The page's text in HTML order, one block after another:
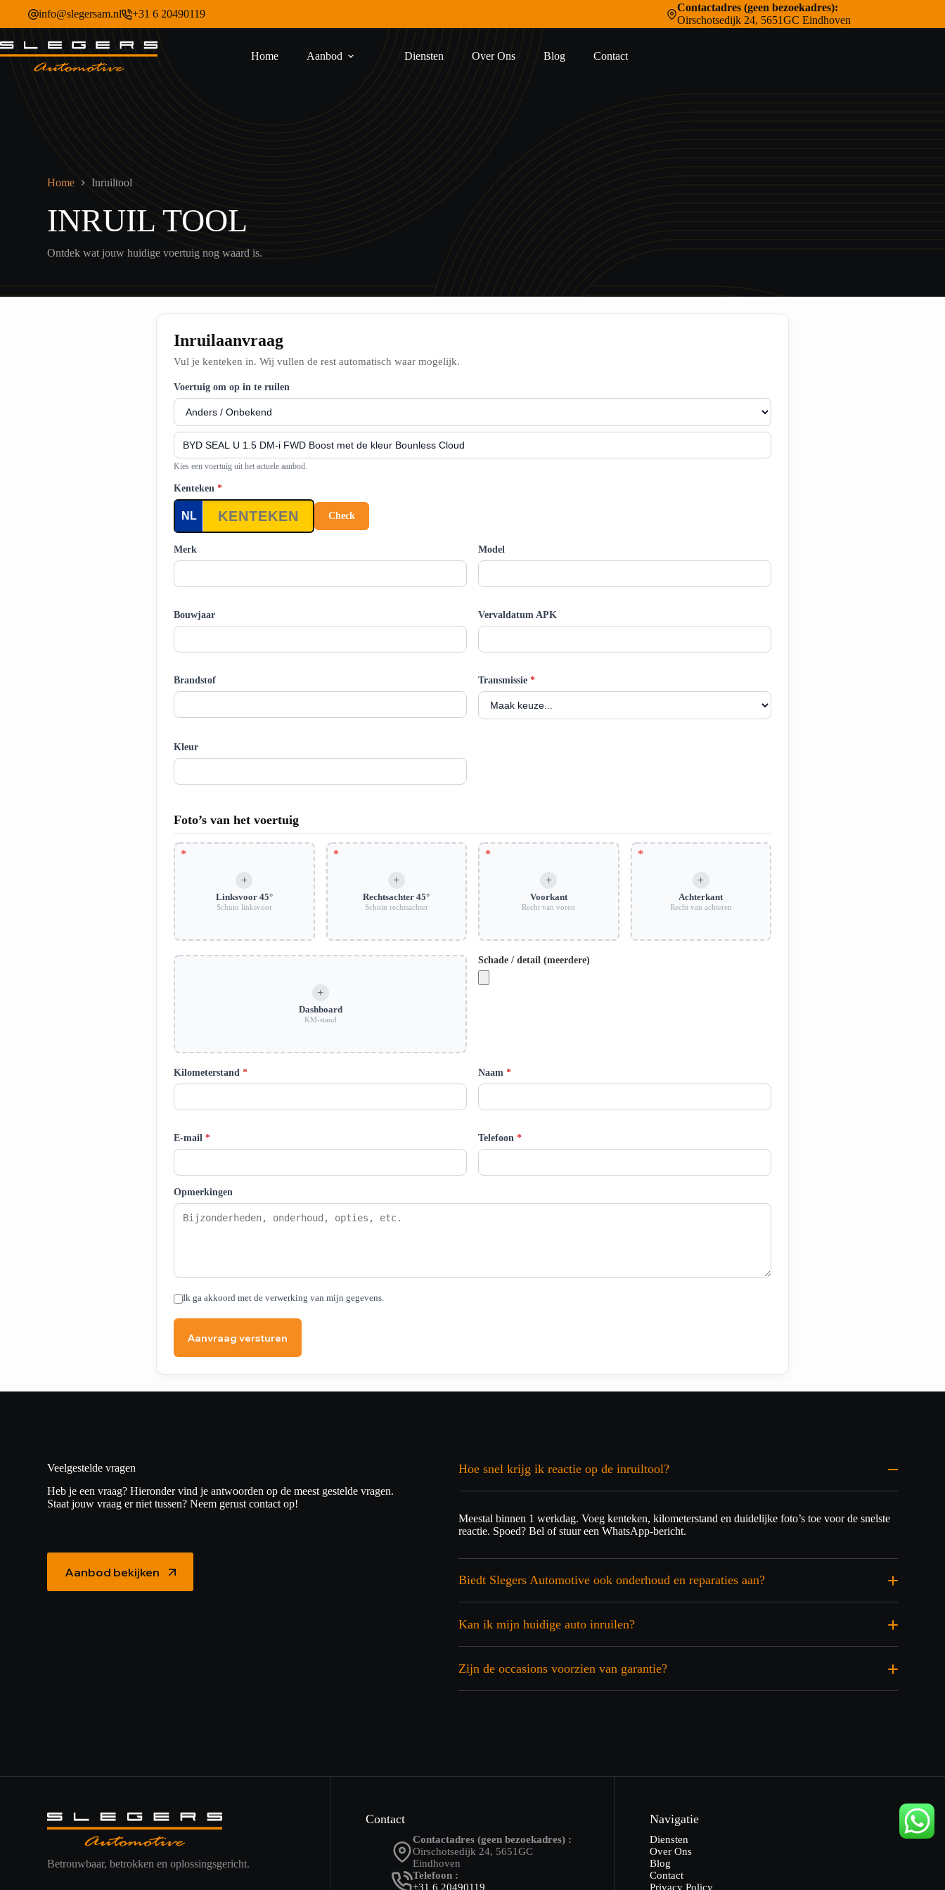
de
inhoud
info@slegersam.nl +31 6 20490119
Contactadres (geen bezoekadres):
Oirschotsedijk 24, 5651GC Eindhoven
Home Aanbod Diensten Over Ons Blog Contact
Home Inruiltool
INRUIL TOOL
Ontdek wat jouw huidige voertuig nog waard is.
Inruilaanvraag
Vul je kenteken in. Wij vullen de rest automatisch waar mogelijk.
Voertuig om op in te ruilen
Kies een voertuig uit het actuele aanbod.
Kenteken *
Check
Merk Model
Bouwjaar Vervaldatum APK
Brandstof Transmissie *
Kleur
Foto’s van het voertuig
Linksvoor 45°
Schuin linksvoor
Rechtsachter 45°
Schuin rechtsachter
Voorkant
Recht van voren
Achterkant
Recht van achteren
Dashboard
KM-stand
Schade / detail (meerdere)
Kilometerstand * Naam *
E-mail * Telefoon *
Opmerkingen
Ik ga akkoord met de verwerking van mijn gegevens.
Aanvraag versturen
Veelgestelde vragen
Heb je een vraag? Hieronder vind je antwoorden op de meest gestelde vragen.
Staat jouw vraag er niet tussen? Neem gerust contact op!
Aanbod bekijken
Hoe snel krijg ik reactie op de inruiltool?
Meestal binnen 1 werkdag. Voeg kenteken, kilometerstand en duidelijke foto’s toe voor de snelste
reactie. Spoed? Bel of stuur een WhatsApp-bericht.
Biedt Slegers Automotive ook onderhoud en reparaties aan?
Kan ik mijn huidige auto inruilen?
Zijn de occasions voorzien van garantie?
Betrouwbaar, betrokken en oplossingsgericht.
Contact
Contactadres (geen bezoekadres) :
Oirschotsedijk 24, 5651GC
Eindhoven
Telefoon :
+31 6 20490119
Navigatie
Diensten
Over Ons
Blog
Contact
Privacy Policy